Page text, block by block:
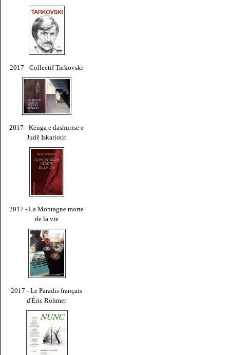
2017 - Collectif Tarkovski
2017 - Kënga e dashurisë e
Judë Iskariotit
2017 - La Montagne morte
de la vie
2017 - Le Paradis français
d'Éric Rohmer